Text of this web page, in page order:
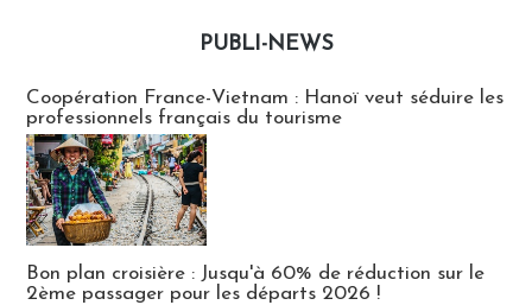
PUBLI-NEWS
Coopération France-Vietnam : Hanoï veut séduire les
professionnels français du tourisme
Bon plan croisière : Jusqu'à 60% de réduction sur le
2ème passager pour les départs 2026 !